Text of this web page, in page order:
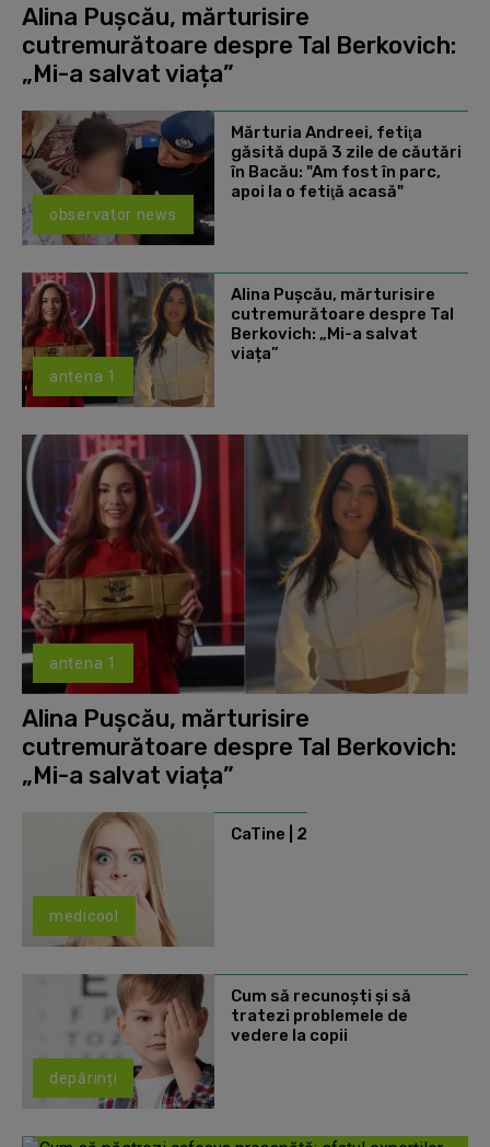
Alina Pușcău, mărturisire
cutremurătoare despre Tal Berkovich:
„Mi-a salvat viața”
observator news
Mărturia Andreei, fetiţa
găsită după 3 zile de căutări
în Bacău: "Am fost în parc,
apoi la o fetiţă acasă"
antena 1
Alina Pușcău, mărturisire
cutremurătoare despre Tal
Berkovich: „Mi-a salvat
viața”
antena 1
Alina Pușcău, mărturisire
cutremurătoare despre Tal Berkovich:
„Mi-a salvat viața”
medicool
CaTine | 2
depărinți
Cum să recunoști și să
tratezi problemele de
vedere la copii